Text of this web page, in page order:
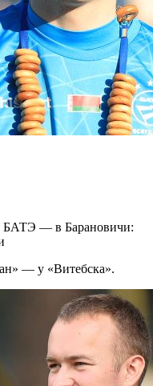
БАТЭ — в Барановичи:
— у «Витебска».